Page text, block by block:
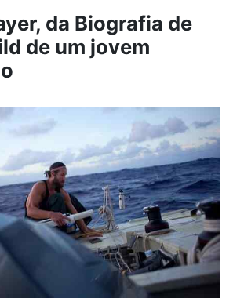
da Biografia de
de um jovem